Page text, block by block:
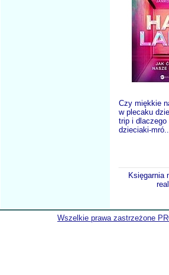
Czy miękkie
w plecaku
trip i dlaczego
dzieciaki-
Księgarnia
Wszelkie prawa zastrzeżone